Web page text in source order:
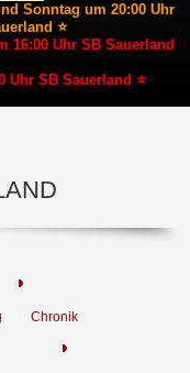
Sonntag um 20:00 Uhr
⭐
16:00 Uhr SB Sauerland
Uhr SB Sauerland ⭐
Chronik